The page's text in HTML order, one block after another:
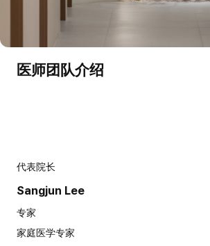
医师团队介绍
代表院长
Sangjun Lee
专家
家庭医学专家